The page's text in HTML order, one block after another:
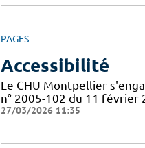
PAGES
Accessibilité
Le CHU Montpellier
n° 2005-102 du 11
27/03/2026 11:35